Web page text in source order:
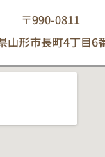
〒990-0811
山形市長町4丁目6